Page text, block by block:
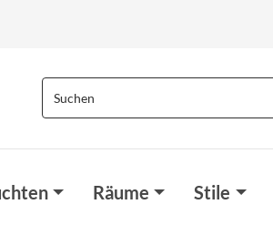
Räume Stile